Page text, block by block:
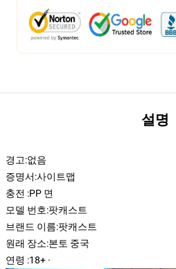
설명
경고:없음
증명서:사이트맵
충전 :PP 면
모델 번호:팟캐스트
브랜드 이름:팟캐스트
원래 장소:본토 중국
연령 :18+ ·